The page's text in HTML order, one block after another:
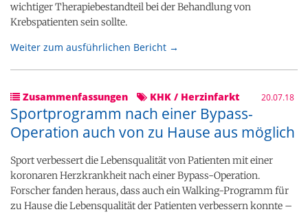
wichtiger Therapiebestandteil bei der Behandlung von
Krebspatienten sein sollte.
Weiter zum ausführlichen Bericht →
Zusammenfassungen KHK / Herzinfarkt 20.07.18
Sportprogramm nach einer Bypass-
Operation auch von zu Hause aus möglich
Sport verbessert die Lebensqualität von Patienten mit einer
koronaren Herzkrankheit nach einer Bypass-Operation.
Forscher fanden heraus, dass auch ein Walking-Programm für
zu Hause die Lebensqualität der Patienten verbessern konnte –